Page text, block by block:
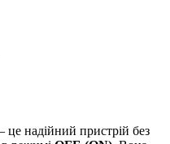
надійний пристрій без